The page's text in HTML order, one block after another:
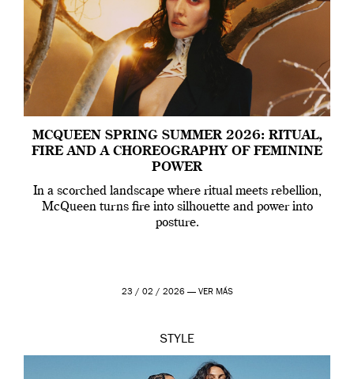
MCQUEEN SPRING SUMMER 2026: RITUAL,
FIRE AND A CHOREOGRAPHY OF FEMININE
POWER
In a scorched landscape where ritual meets rebellion,
McQueen turns fire into silhouette and power into
posture.
23 / 02 / 2026 — VER MÁS
STYLE